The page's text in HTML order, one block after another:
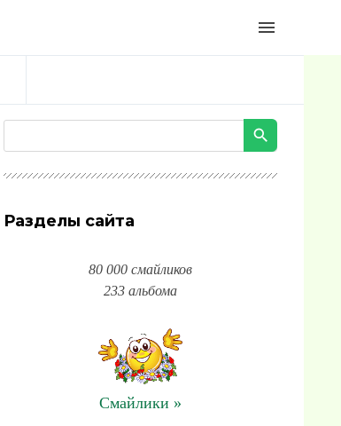
menu
Разделы сайта
80 000 смайликов
233 альбома
Смайлики »